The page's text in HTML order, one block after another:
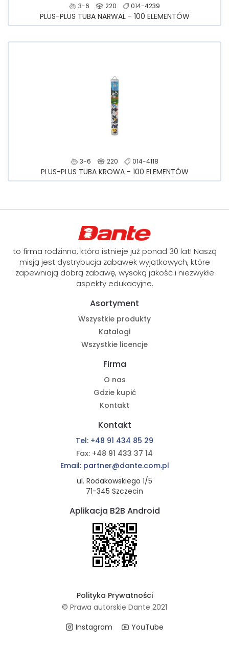
3-6 220 014-4239
PLUS-PLUS TUBA NARWAL - 100 ELEMENTÓW
3-6 220 014-4118
PLUS-PLUS TUBA KROWA - 100 ELEMENTÓW
to firma rodzinna, która istnieje już ponad 30 lat! Naszą
misją jest dystrybucja zabawek wyjątkowych, które
zapewniają dobrą zabawę, wysoką jakość i niezwykłe
aspekty edukacyjne.
Asortyment
Wszystkie produkty
Katalogi
Wszystkie licencje
Firma
O nas
Gdzie kupić
Kontakt
Kontakt
Tel: +48 91 434 85 29
Fax: +48 91 433 37 14
Email: partner@dante.com.pl
ul. Rodakowskiego 1/5
71-345 Szczecin
Aplikacja B2B Android
Polityka Prywatności
© Prawa autorskie Dante 2021
Instagram
YouTube